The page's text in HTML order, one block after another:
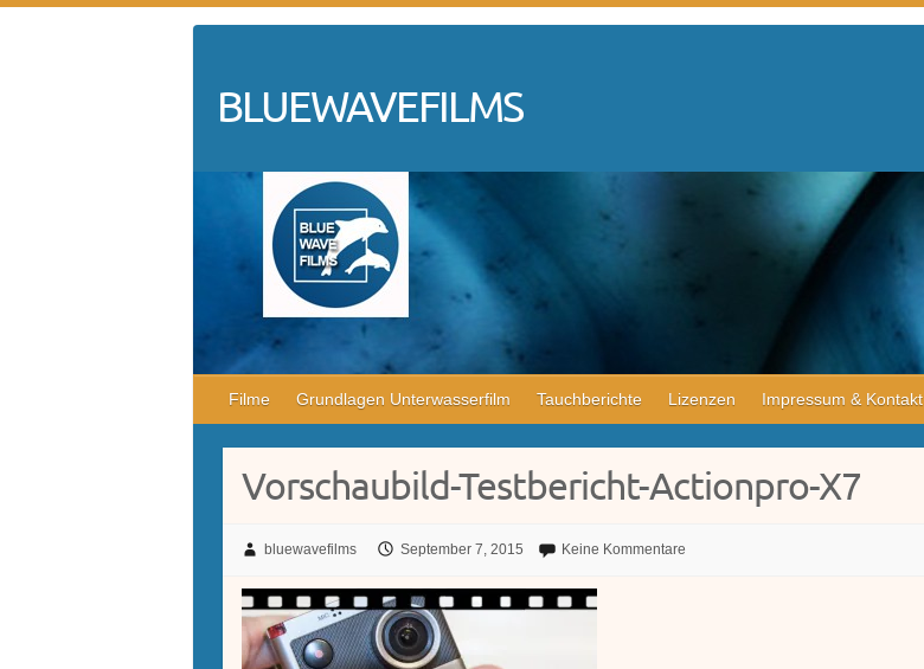
BLUEWAVEFILMS
Filme Grundlagen Unterwasserfilm Tauchberichte Lizenzen Impressum & Kontakt
Vorschaubild-Testbericht-Actionpro-X7
bluewavefilms September 7, 2015 Keine Kommentare